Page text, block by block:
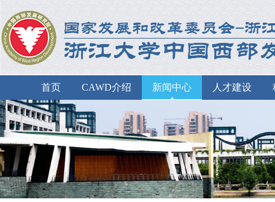
首页 CAWD介绍 新闻中心 人才建设